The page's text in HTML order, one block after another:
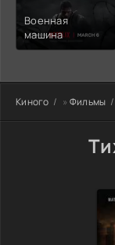
Военная
машина
Киного » Фильмы